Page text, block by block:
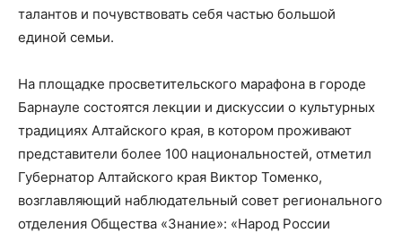
талантов и почувствовать себя частью большой
единой семьи.
На площадке просветительского марафона в городе
Барнауле состоятся лекции и дискуссии о культурных
традициях Алтайского края, в котором проживают
представители более 100 национальностей, отметил
Губернатор Алтайского края Виктор Томенко,
возглавляющий наблюдательный совет регионального
отделения Общества «Знание»: «Народ России